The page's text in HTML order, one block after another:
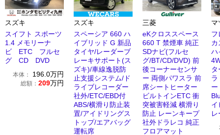
スズキ
スイフト スポーツ
1.4 メモリーナ
ビ ETC フルセ
グ CD DVD
本体： 196.0万円
総額： 209万円
スズキ
スペーシア 660 ハ
イブリッド G 新品
タイヤ/レーダーブ
レーキサポート(ス
ズキ)/車線逸脱防
止支援システム/ド
ライブレコーダー
社外/ETC/EBD付
ABS/横滑り防止装
置/アイドリングス
トップ/エアバッグ
運転席
三菱
eKクロススペース
660 T 禁煙車 純正
SDナビ(フルセ
グ/BT/CD/DVD) 前
後コーナーセンサ
ー 両側パワスラ 前
席シートヒーター
ビルトインETC 衝
突被害軽減 横滑り
防止 レーンキープ
社外ドラレコ 純正
フロアマット
マ
フ
カ
ハ
レ